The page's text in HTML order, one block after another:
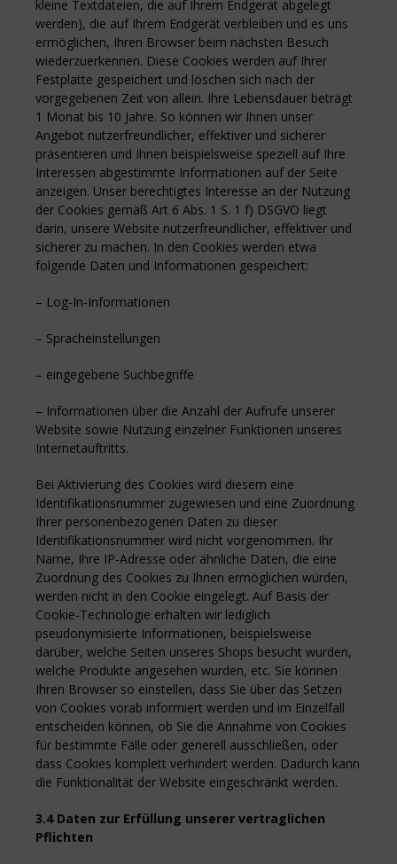
kleine Textdateien, die auf Ihrem Endgerät abgelegt
werden), die auf Ihrem Endgerät verbleiben und es uns
ermöglichen, Ihren Browser beim nächsten Besuch
wiederzuerkennen. Diese Cookies werden auf Ihrer
Festplatte gespeichert und löschen sich nach der
vorgegebenen Zeit von allein. Ihre Lebensdauer beträgt
1 Monat bis 10 Jahre. So können wir Ihnen unser
Angebot nutzerfreundlicher, effektiver und sicherer
präsentieren und Ihnen beispielsweise speziell auf Ihre
Interessen abgestimmte Informationen auf der Seite
anzeigen. Unser berechtigtes Interesse an der Nutzung
der Cookies gemäß Art 6 Abs. 1 S. 1 f) DSGVO liegt
darin, unsere Website nutzerfreundlicher, effektiver und
sicherer zu machen. In den Cookies werden etwa
folgende Daten und Informationen gespeichert:
– Log-In-Informationen
– Spracheinstellungen
– eingegebene Suchbegriffe
– Informationen über die Anzahl der Aufrufe unserer
Website sowie Nutzung einzelner Funktionen unseres
Internetauftritts.
Bei Aktivierung des Cookies wird diesem eine
Identifikationsnummer zugewiesen und eine Zuordnung
Ihrer personenbezogenen Daten zu dieser
Identifikationsnummer wird nicht vorgenommen. Ihr
Name, Ihre IP-Adresse oder ähnliche Daten, die eine
Zuordnung des Cookies zu Ihnen ermöglichen würden,
werden nicht in den Cookie eingelegt. Auf Basis der
Cookie-Technologie erhalten wir lediglich
pseudonymisierte Informationen, beispielsweise
darüber, welche Seiten unseres Shops besucht wurden,
welche Produkte angesehen wurden, etc. Sie können
Ihren Browser so einstellen, dass Sie über das Setzen
von Cookies vorab informiert werden und im Einzelfall
entscheiden können, ob Sie die Annahme von Cookies
für bestimmte Fälle oder generell ausschließen, oder
dass Cookies komplett verhindert werden. Dadurch kann
die Funktionalität der Website eingeschränkt werden.
3.4 Daten zur Erfüllung unserer vertraglichen
Pflichten